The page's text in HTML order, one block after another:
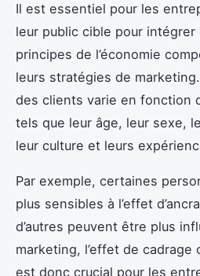
Il est essentiel pour les
leur public cible pour
principes de l’économie
leurs stratégies de
des clients varie en fonction
tels que leur âge, leur sexe,
leur culture et leurs
Par exemple, certaines
plus sensibles à l’effet
d’autres peuvent être plus
marketing, l’effet de cadrage
est donc crucial pour les